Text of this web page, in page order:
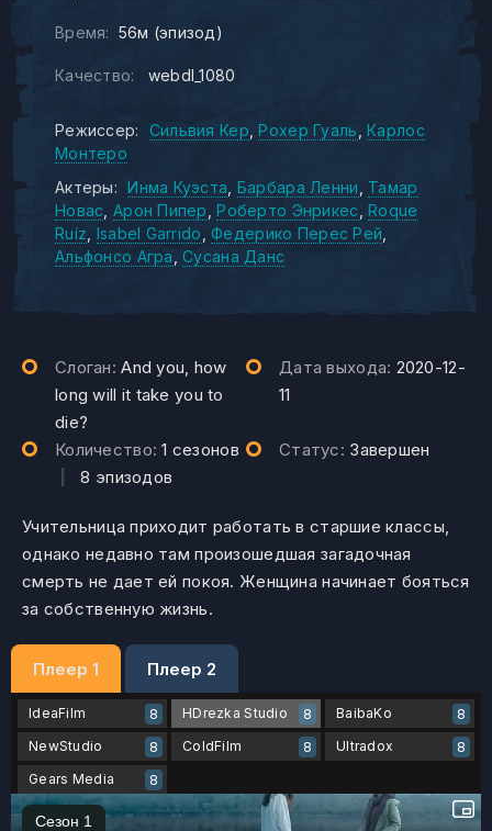
Время: 56м (эпизод)
Качество: webdl_1080
Режиссер: Сильвия Кер Рохер Гуаль Карлос
Монтеро
Актеры:
Инма Куэста Барбара Ленни
Тамар
Новас Арон Пипер Роберто Энрикес Roque
Ruíz Isabel Garrido Федерико Перес Рей
Альфонсо Агра
Сусана Данс
Слоган: And you, how
long will it take you to
die?
Дата выхода: 2020-12-
11
Количество:1 сезонов
|8 эпизодов
Статус: Завершен
Учительница приходит работать в старшие классы,
однако недавно там произошедшая загадочная
смерть не дает ей покоя. Женщина начинает бояться
за собственную жизнь.
Плеер 1 Плеер 2
IdeaFilm 8 HDrezka Studio 8 BaibaKo
8
NewStudio
8 ColdFilm 8 Ultradox
8
Gears Media
8